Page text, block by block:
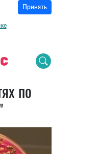
Принять
по